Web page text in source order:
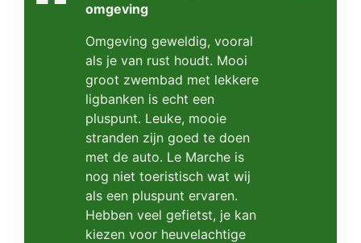
omgeving
Omgeving geweldig, vooral
als je van rust houdt. Mooi
groot zwembad met lekkere
ligbanken is echt een
pluspunt. Leuke, mooie
stranden zijn goed te doen
met de auto. Le Marche is
nog niet toeristisch wat wij
als een pluspunt ervaren.
Hebben veel gefietst, je kan
kiezen voor heuvelachtige